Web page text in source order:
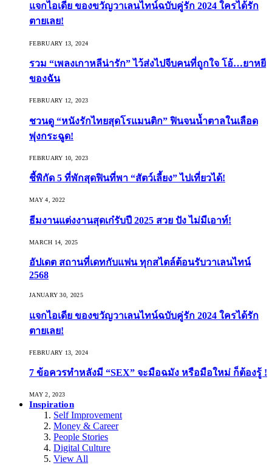
แจกไอเดีย ของขวัญวาเลนไทน์ฉบับคู่รัก 2024 ใครได้รัก
ตายเลย!
FEBRUARY 13, 2024
รวม “เพลงเกาหลีน่ารัก” ไว้ส่งไปจีบคนที่ถูกใจ โอ้…ยาหยี
ของฉัน
FEBRUARY 12, 2023
ชวนดู “หนังรักไทยสุดโรแมนติก” ฟินจนน้ำตาลในเลือด
พุ่งกระฉูด!
FEBRUARY 10, 2023
ชี้พิกัด 5 ที่พักสุดฟินที่พา “สัตว์เลี้ยง” ไปเที่ยวได้!
MAY 4, 2022
ธีมงานแต่งงานสุดเก๋รับปี 2025 สวย ปัง ไม่มีเอาท์!
MARCH 14, 2025
อัปเดต สถานที่เดทกับแฟน ทุกสไตล์ต้อนรับวาเลนไทน์
2568
JANUARY 30, 2025
แจกไอเดีย ของขวัญวาเลนไทน์ฉบับคู่รัก 2024 ใครได้รัก
ตายเลย!
FEBRUARY 13, 2024
7 ข้อควรทำหลังมี “SEX” จะมือฉมัง หรือมือใหม่ ก็ต้องรู้ !
MAY 2, 2023
Inspiration
Self Improvement
Money & Career
People Stories
Digital Culture
View All